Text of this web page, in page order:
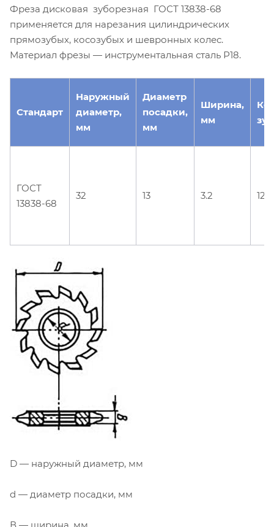
Фреза дисковая зуборезная ГОСТ 13838-68
применяется для нарезания цилиндрических
прямозубых, косозубых и шевронных колес.
Материал фрезы — инструментальная сталь Р18.
Стандарт
Наружный
диаметр,
мм
Диаметр
посадки,
мм
Ширина,
мм
ГОСТ
13838-68
32 13 3.2 12
D — наружный диаметр, мм
d — диаметр посадки, мм